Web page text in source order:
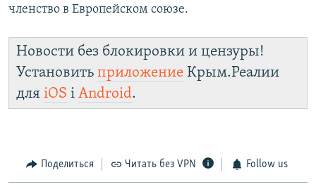
членство в Европейском союзе.
Новости без блокировки и цензуры!
Установить приложение Крым.Реалии
для iOS і Android.
Поделиться Читать без VPN Follow us